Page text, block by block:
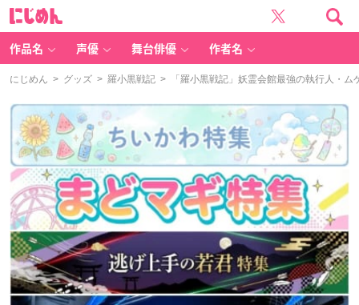
作品名 声優 舞台俳優 作者名
にじめん > グッズ > 羅小黒戦記 > 「羅小黒戦記」妖霊会館最強の執行人・ム